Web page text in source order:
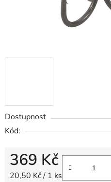
Dostupnost
Kód:
369 Kč
Měrná cena:
20,50 Kč / 1 ks